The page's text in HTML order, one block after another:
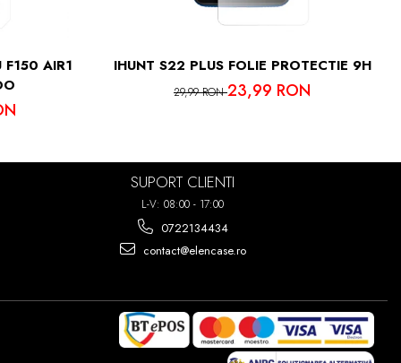
PUTETI
7 ORI!
F150 AIR1
IHUNT S22 PLUS FOLIE PROTECTIE 9H
29,99 RON23,99 RON
SUPORT CLIENTI
L-V: 08:00 - 17:00
0722134434
contact@elencase.ro